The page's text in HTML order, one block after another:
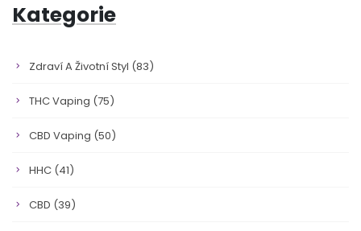
Kategorie
Zdraví A Životní Styl (83)
THC Vaping (75)
CBD Vaping (50)
HHC (41)
CBD (39)